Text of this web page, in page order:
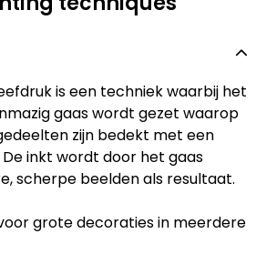
en Nachtkleding
Mutsen
en accessoires
is een techniek waarbij het
gaas wordt gezet waarop
zijn bedekt met een
inkt wordt door het gaas
scherpe beelden als resultaat.
grote decoraties in meerdere